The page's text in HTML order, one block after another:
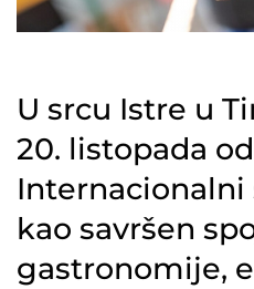
U srcu Istre u
20. listopada
Internacionalni
kao savršen
gastronomije,